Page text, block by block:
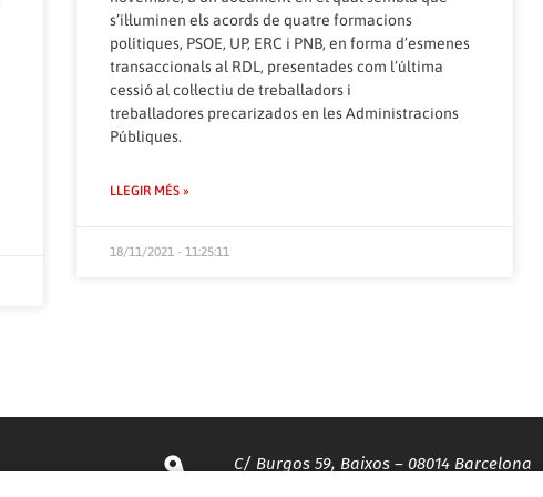
s’il·luminen els acords de quatre formacions
polítiques, PSOE, UP, ERC i PNB, en forma d’esmenes
transaccionals al RDL, presentades com l’última
cessió al col·lectiu de treballadors i
treballadores precarizados en les Administracions
Públiques.
LLEGIR MÉS »
18/11/2021 - 11:25:11
C/ Burgos 59, Baixos – 08014 Barcelona